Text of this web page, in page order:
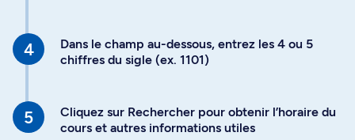
Dans le champ au-dessous, entrez les 4 ou 5
chiffres du sigle (ex. 1101)
Cliquez sur Rechercher pour obtenir l’horaire du
cours et autres informations utiles